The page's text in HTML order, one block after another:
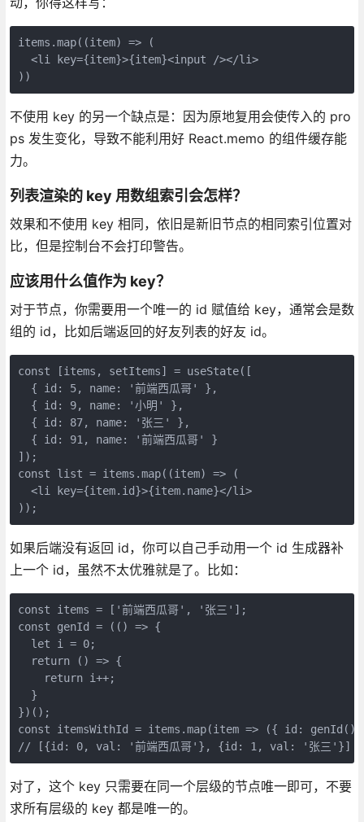
items.map((item) => (
  <li key={item}>{item}<input /></li>
))
不使用 key 的另一个缺点是：因为原地复用会使传入的 pro
ps 发生变化，导致不能利用好 React.memo 的组件缓存能
力。
列表渲染的 key 用数组索引会怎样？
效果和不使用 key 相同，依旧是新旧节点的相同索引位置对
比，但是控制台不会打印警告。
应该用什么值作为 key？
对于节点，你需要用一个唯一的 id 赋值给 key，通常会是数
组的 id，比如后端返回的好友列表的好友 id。
const [items, setItems] = useState([
  { id: 5, name: '前端西瓜哥' },
  { id: 9, name: '小明' },
  { id: 87, name: '张三' },
  { id: 91, name: '前端西瓜哥' }
]);
const list = items.map((item) => (
  <li key={item.id}>{item.name}</li>
));
如果后端没有返回 id，你可以自己手动用一个 id 生成器补
上一个 id，虽然不太优雅就是了。比如：
const items = ['前端西瓜哥', '张三'];
const genId = (() => {
  let i = 0;
  return () => {
    return i++;
  }
})();
const itemsWithId = items.map(item => ({ id:
// [{id: 0, val: '前端西瓜哥'}, {id: 1, val: '张三'}]
对了，这个 key 只需要在同一个层级的节点唯一即可，不要
求所有层级的 key 都是唯一的。